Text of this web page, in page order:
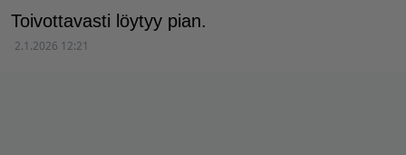
Toivottavasti löytyy pian.
2.1.2026 12:21